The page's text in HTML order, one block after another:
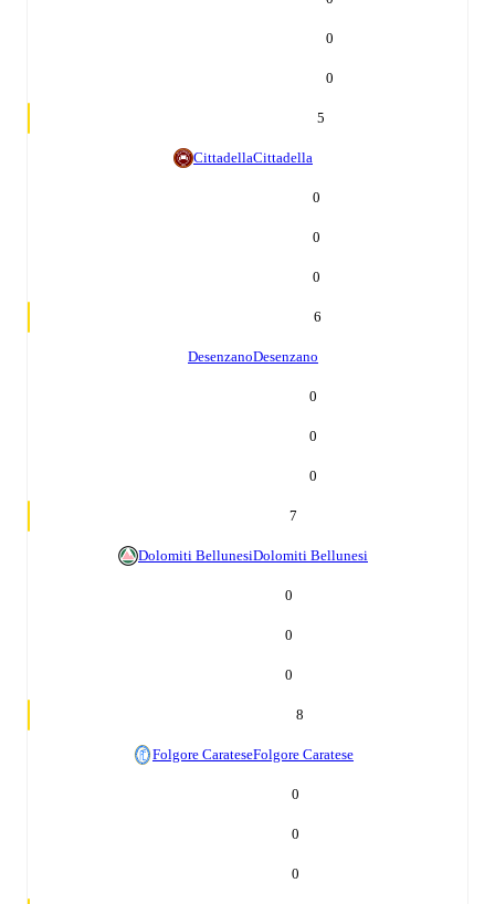
0
0
5
CittadellaCittadella
0
0
0
6
DesenzanoDesenzano
0
0
0
7
Dolomiti BellunesiDolomiti Bellunesi
0
0
0
8
Folgore CarateseFolgore Caratese
0
0
0